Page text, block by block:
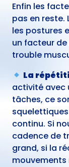
Enfin les
pas en reste.
les postures
un facteur
trouble
La
activité avec
tâches, ce
continu. Si
cadence de
grand, si la
mouvements